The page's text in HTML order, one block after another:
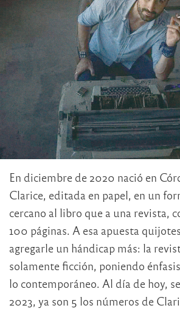
En diciembre de 2020 nació en
Clarice, editada en papel, en un
cercano al libro que a una revista,
100 páginas. A esa apuesta
agregarle un hándicap más: la
solamente ficción, poniendo
lo contemporáneo. Al día de hoy,
2023, ya son 5 los números de